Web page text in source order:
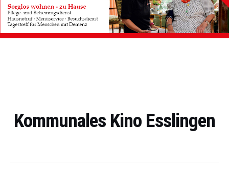
Kommunales Kino Esslingen